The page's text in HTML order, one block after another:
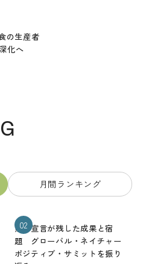
の生産者
化へ
月間ランキング
02
熊本宣言が残した成果と宿
題 グローバル・ネイチャー
ポジティブ・サミットを振り